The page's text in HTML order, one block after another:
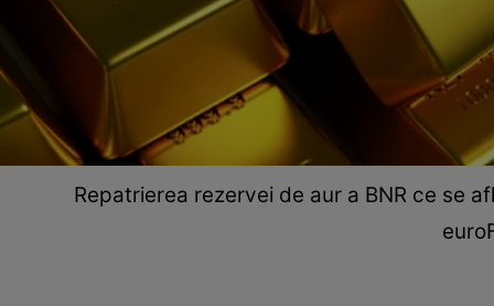
Repatrierea rezervei de aur a BNR ce se